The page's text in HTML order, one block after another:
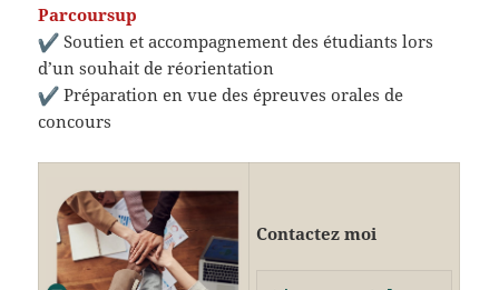
Parcoursup
Soutien et accompagnement des étudiants lors
d’un souhait de réorientation
Préparation en vue des épreuves orales de
concours
Contactez moi